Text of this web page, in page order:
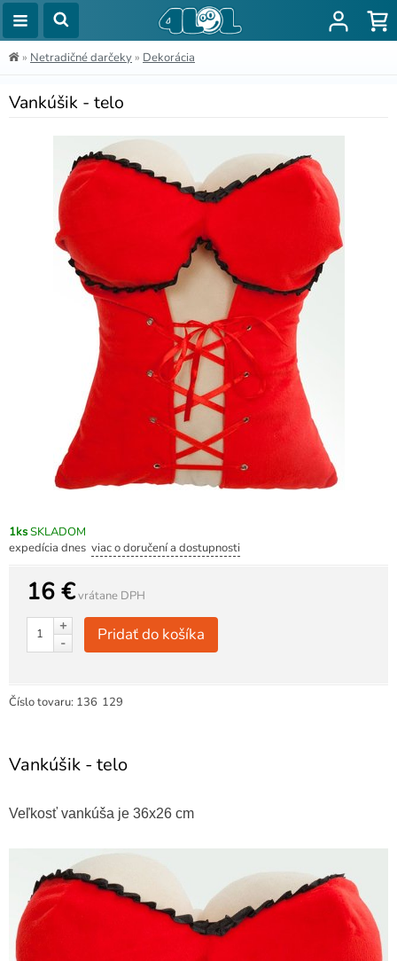
» Netradičné darčeky » Dekorácia
Vankúšik - telo
1ksSKLADOM
expedícia dnes viac o doručení a dostupnosti
16 €vrátane DPH
+
-
Pridať do košíka
Číslo tovaru: 136 129
Vankúšik - telo
Veľkosť vankúša je 36x26 cm